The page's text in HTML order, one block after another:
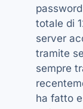
totale di
server
tramite
sempre
ha fatto